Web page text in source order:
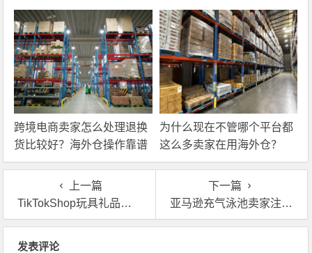
些核心服务？
跨境电商卖家怎么处理退换
货比较好？海外仓操作靠谱
吗？
为什么现在不管哪个平台都
这么多卖家在用海外仓？
上一篇
TikTokShop玩具礼品怎么卖英国？英国自营海外仓帮你搞定本土履约
下一篇
亚马逊充气泳池卖家注意：英国自营海外仓一件代发费用全解析
发表评论